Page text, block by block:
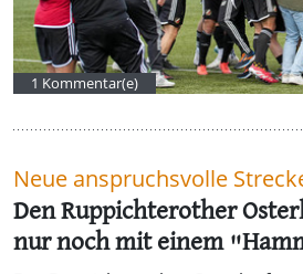
1 Kommentar(e)
Neue anspruchsvolle
Den Ruppichterother
nur noch mit einem